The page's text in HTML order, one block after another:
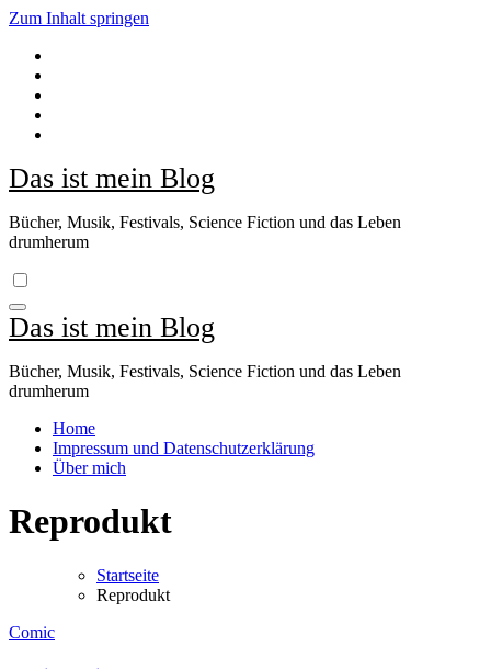
Zum Inhalt springen
Das ist mein Blog
Bücher, Musik, Festivals, Science Fiction und das Leben
drumherum
Das ist mein Blog
Bücher, Musik, Festivals, Science Fiction und das Leben
drumherum
Home
Impressum und Datenschutzerklärung
Über mich
Reprodukt
Startseite
Reprodukt
Comic